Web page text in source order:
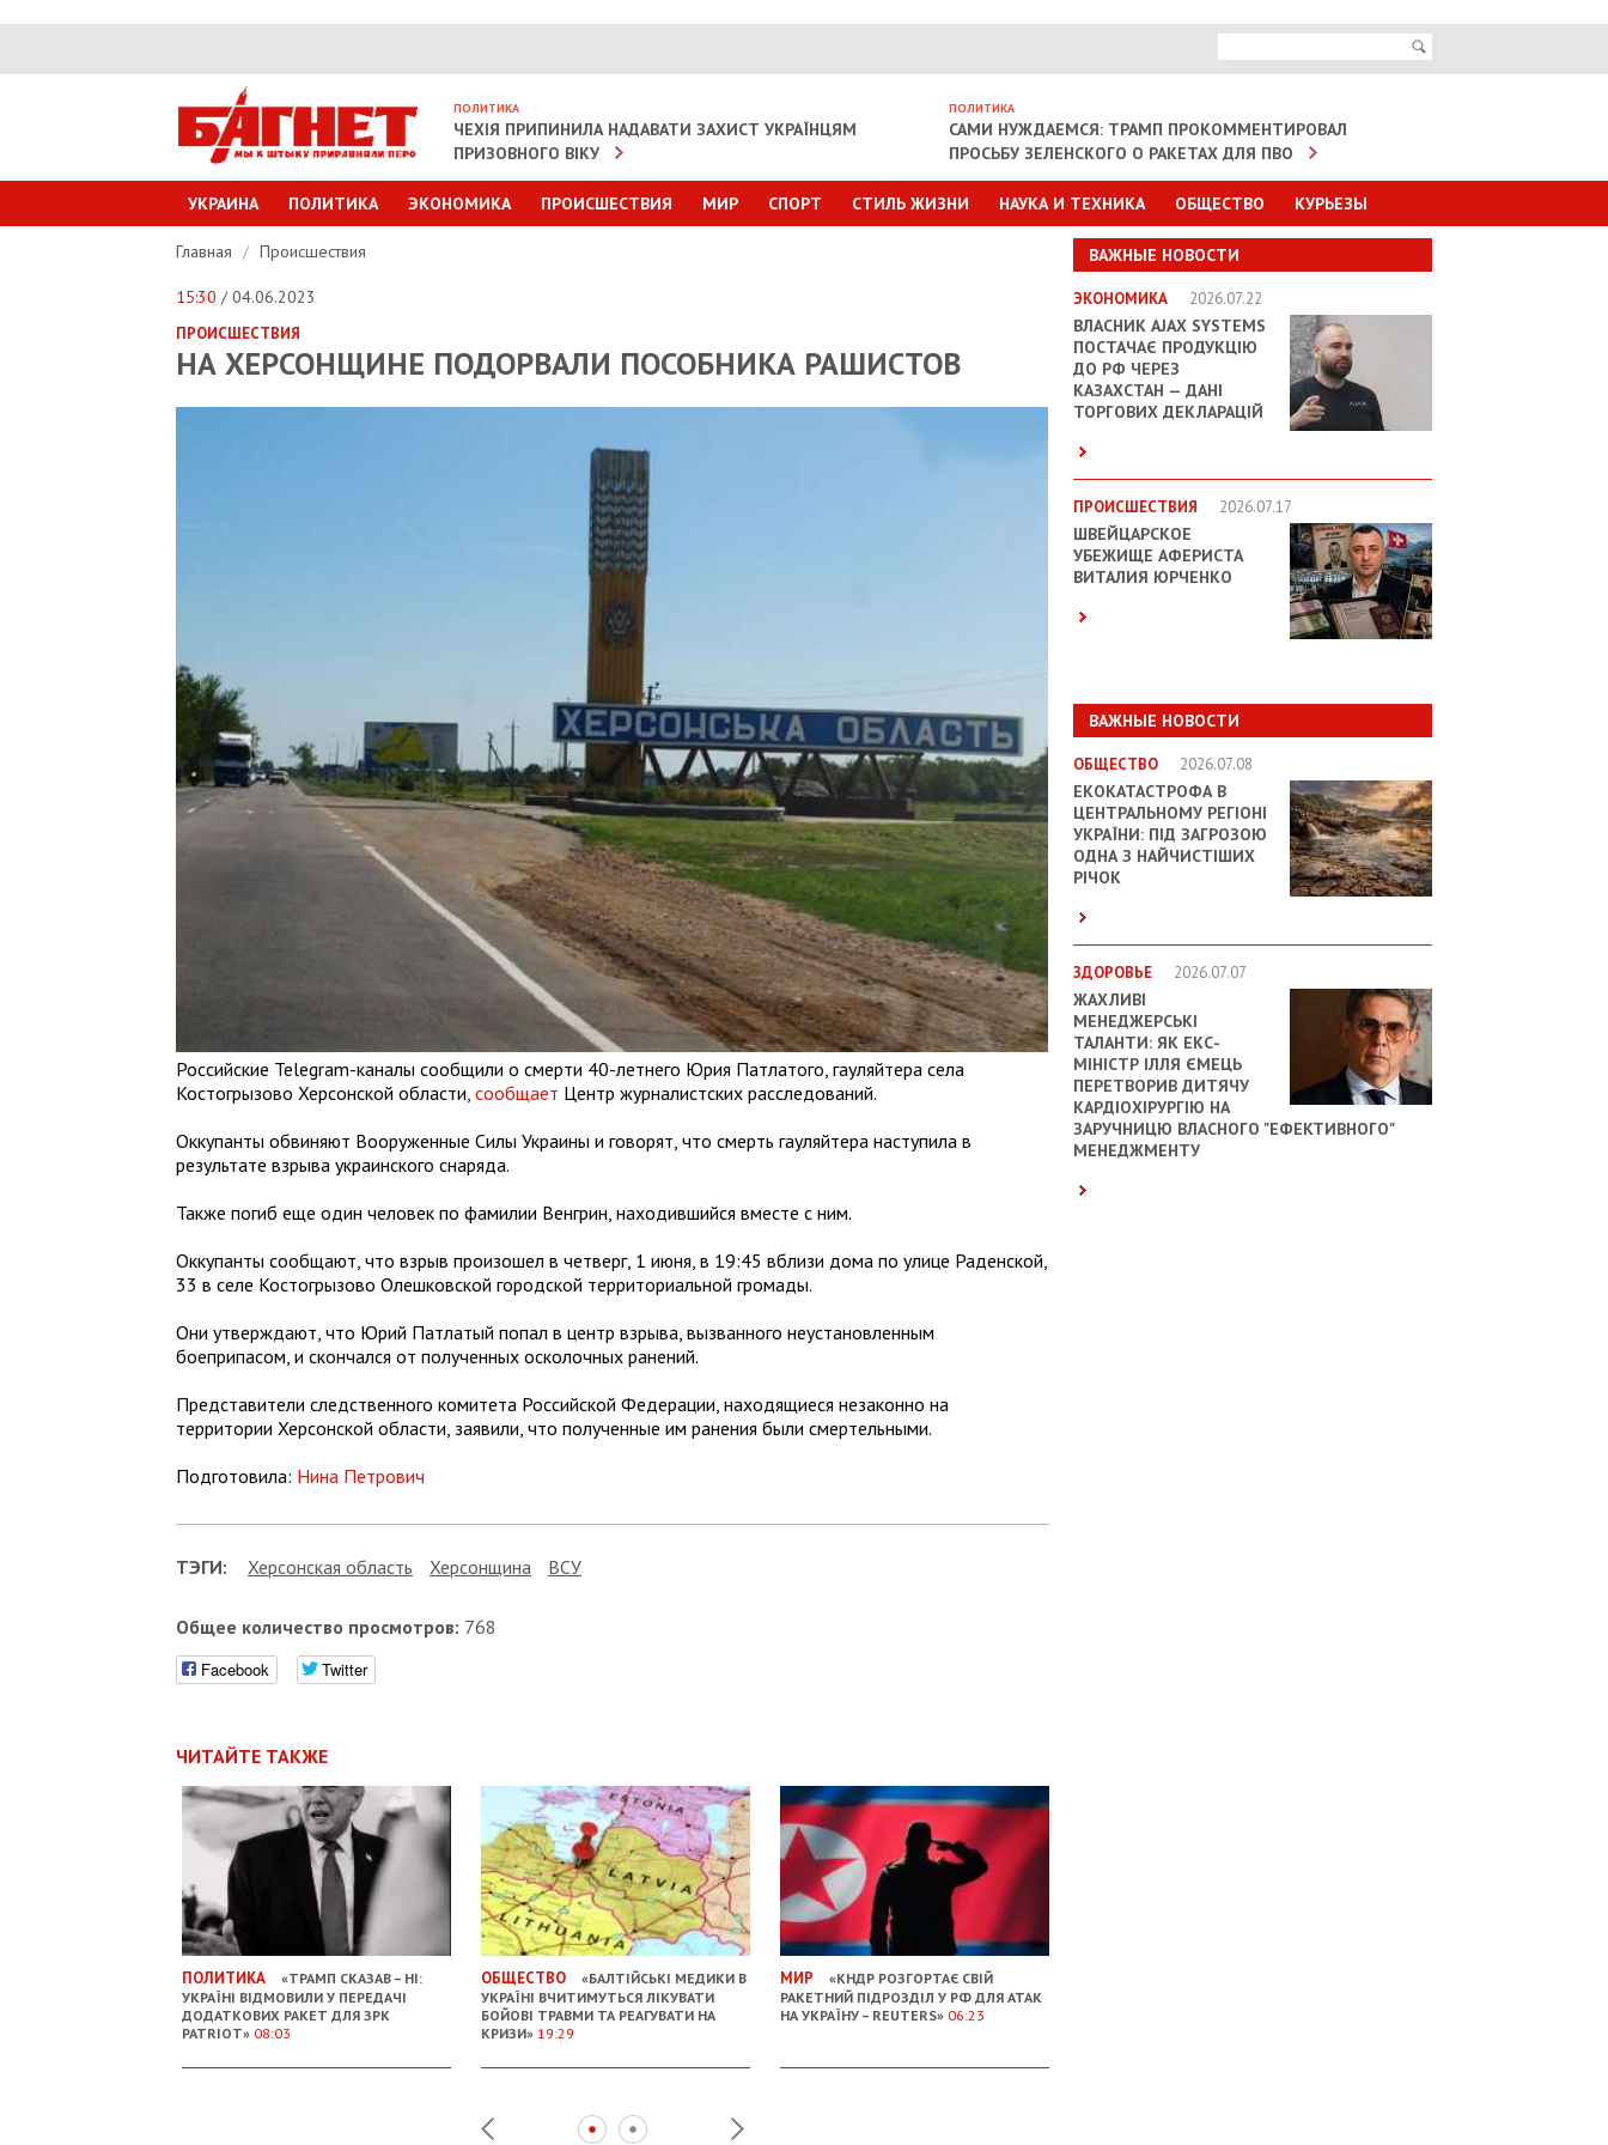
ПОЛИТИКА
ЧЕХІЯ ПРИПИНИЛА НАДАВАТИ ЗАХИСТ УКРАЇНЦЯМ
ПРИЗОВНОГО ВІКУ
ПОЛИТИКА
САМИ НУЖДАЕМСЯ: ТРАМП ПРОКОММЕНТИРОВАЛ
ПРОСЬБУ ЗЕЛЕНСКОГО О РАКЕТАХ ДЛЯ ПВО
УКРАИНА ПОЛИТИКА ЭКОНОМИКА ПРОИСШЕСТВИЯ МИР СПОРТ СТИЛЬ ЖИЗНИ НАУКА И ТЕХНИКА ОБЩЕСТВО КУРЬЕЗЫ
ВАЖНЫЕ НОВОСТИ
ЭКОНОМИКА 2026.07.22
ВЛАСНИК AJAX SYSTEMS
ПОСТАЧАЄ ПРОДУКЦІЮ
ДО РФ ЧЕРЕЗ
КАЗАХСТАН — ДАНІ
ТОРГОВИХ ДЕКЛАРАЦІЙ
ПРОИСШЕСТВИЯ 2026.07.17
ШВЕЙЦАРСКОЕ
УБЕЖИЩЕ АФЕРИСТА
ВИТАЛИЯ ЮРЧЕНКО
ВАЖНЫЕ НОВОСТИ
ОБЩЕСТВО 2026.07.08
ЕКОКАТАСТРОФА В
ЦЕНТРАЛЬНОМУ РЕГІОНІ
УКРАЇНИ: ПІД ЗАГРОЗОЮ
ОДНА З НАЙЧИСТІШИХ
РІЧОК
ЗДОРОВЬЕ 2026.07.07
ЖАХЛИВІ
МЕНЕДЖЕРСЬКІ
ТАЛАНТИ: ЯК ЕКС-
МІНІСТР ІЛЛЯ ЄМЕЦЬ
ПЕРЕТВОРИВ ДИТЯЧУ
КАРДІОХІРУРГІЮ НА
ЗАРУЧНИЦЮ ВЛАСНОГО "ЕФЕКТИВНОГО"
МЕНЕДЖМЕНТУ
Главная / Происшествия
15:30 / 04.06.2023
ПРОИСШЕСТВИЯ
НА ХЕРСОНЩИНЕ ПОДОРВАЛИ ПОСОБНИКА РАШИСТОВ
Российские Telegram-каналы сообщили о смерти 40-летнего Юрия Патлатого, гауляйтера села
Костогрызово Херсонской области, сообщает Центр журналистских расследований.
Оккупанты обвиняют Вооруженные Силы Украины и говорят, что смерть гауляйтера наступила в
результате взрыва украинского снаряда.
Также погиб еще один человек по фамилии Венгрин, находившийся вместе с ним.
Оккупанты сообщают, что взрыв произошел в четверг, 1 июня, в 19:45 вблизи дома по улице Раденской,
33 в селе Костогрызово Олешковской городской территориальной громады.
Они утверждают, что Юрий Патлатый попал в центр взрыва, вызванного неустановленным
боеприпасом, и скончался от полученных осколочных ранений.
Представители следственного комитета Российской Федерации, находящиеся незаконно на
территории Херсонской области, заявили, что полученные им ранения были смертельными.
Подготовила: Нина Петрович
ТЭГИ: Херсонская область Херсонщина ВСУ
Общее количество просмотров: 768
Facebook Twitter
ЧИТАЙТЕ ТАКЖЕ
ПОЛИТИКА
«ТРАМП СКАЗАВ – НІ:
УКРАЇНІ ВІДМОВИЛИ У ПЕРЕДАЧІ
ДОДАТКОВИХ РАКЕТ ДЛЯ ЗРК
PATRIOT» 08:03
ОБЩЕСТВО
«БАЛТІЙСЬКІ МЕДИКИ В
УКРАЇНІ ВЧИТИМУТЬСЯ ЛІКУВАТИ
БОЙОВІ ТРАВМИ ТА РЕАГУВАТИ НА
КРИЗИ» 19:29
МИР
«КНДР РОЗГОРТАЄ СВІЙ
РАКЕТНИЙ ПІДРОЗДІЛ У РФ ДЛЯ АТАК
НА УКРАЇНУ – REUTERS» 06:23